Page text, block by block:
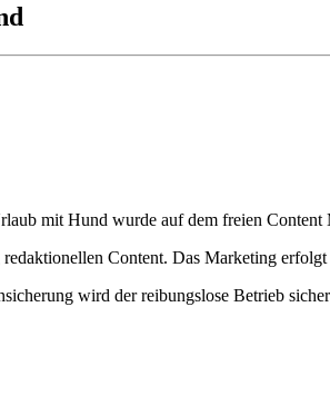
mit Hund wurde auf dem freien Content
Content. Das Marketing
wird der reibungslose Betrieb